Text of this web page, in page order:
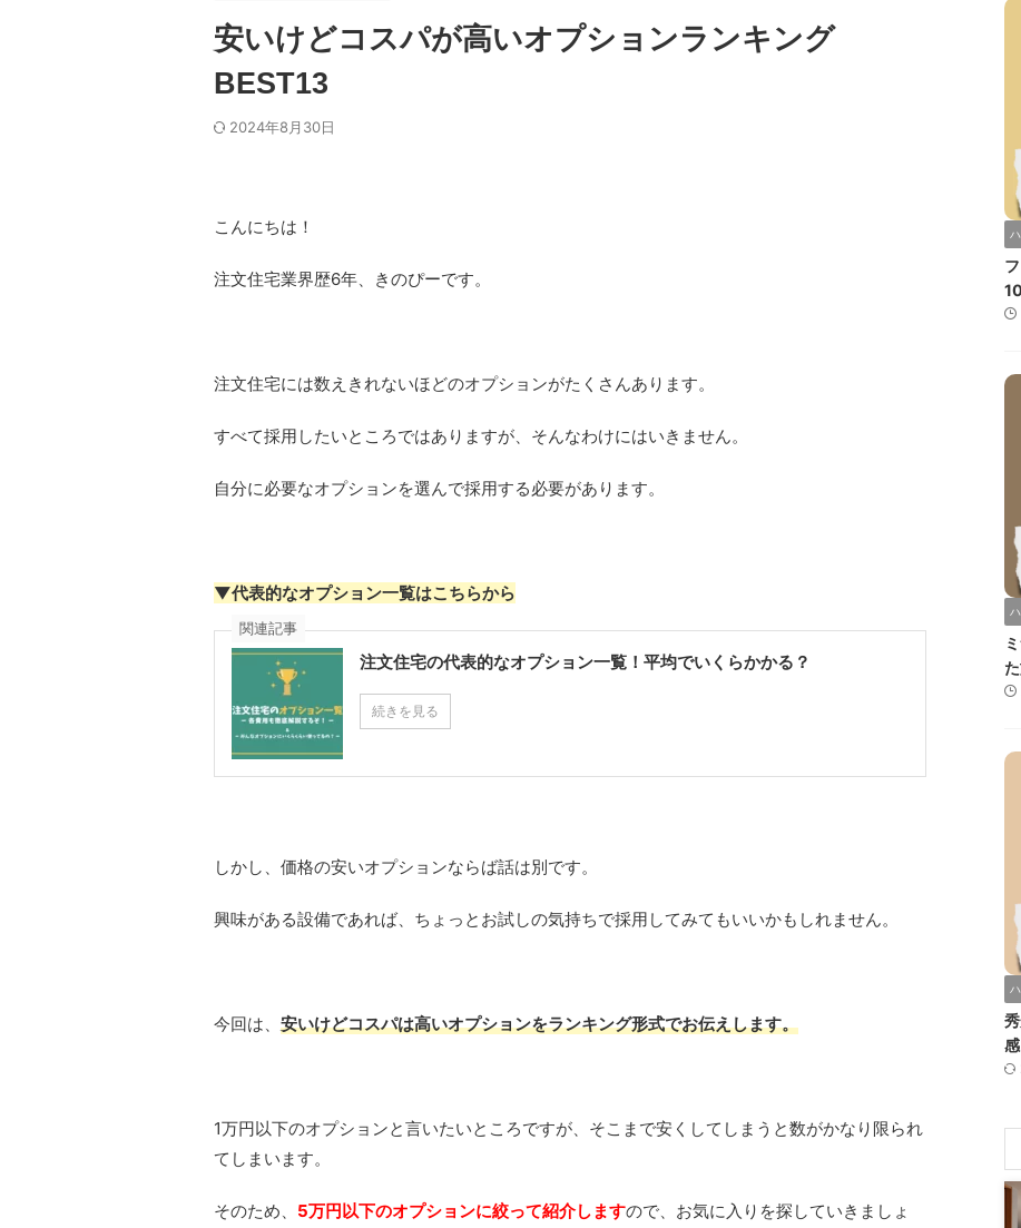
安いけどコスパが高いオプションランキング
BEST13
2024年8月30日
こんにちは！
注文住宅業界歴6年、きのぴーです。
注文住宅には数えきれないほどのオプションがたくさんあります。
すべて採用したいところではありますが、そんなわけにはいきません。
自分に必要なオプションを選んで採用する必要があります。
▼代表的なオプション一覧はこちらから
関連記事
注文住宅の代表的なオプション一覧！平均でいくらかかる？
続きを見る
しかし、価格の安いオプションならば話は別です。
興味がある設備であれば、ちょっとお試しの気持ちで採用してみてもいいかもしれません。
今回は、 安いけどコスパは高いオプションをランキング形式でお伝えします。
1万円以下のオプションと言いたいところですが、そこまで安くしてしまうと数がかなり限られ
てしまいます。
そのため、 5万円以下のオプションに絞って紹介しますので、お気に入りを探していきましょ